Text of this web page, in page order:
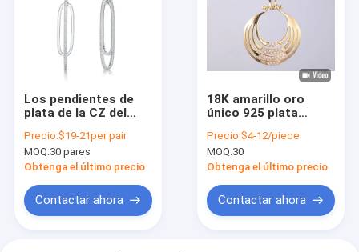
Los pendientes de
plata de la CZ del
modificaron forma
oval larga de los
anillos para
particulares
Precio:$19-21per pair
MOQ:30 pares
Obtenga el último precio
Contactar ahora
18K amarillo oro
único 925 plata
decorado con anillos
de piedra preciosa de
zircón de plata
accesorio
Precio:$4-12/piece
MOQ:30
Obtenga el último precio
Contactar ahora